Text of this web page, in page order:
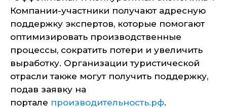
Компании-участники получают адресную
поддержку экспертов, которые помогают
оптимизировать производственные
процессы, сократить потери и увеличить
выработку. Организации туристической
отрасли также могут получить поддержку,
подав заявку на
портале производительность.рф.